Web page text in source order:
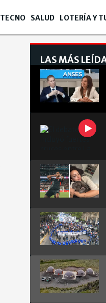
TECNO SALUD LOTERÍA Y
LAS MÁS